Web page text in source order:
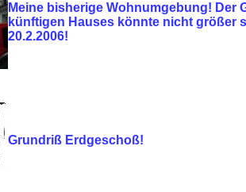
Meine bisherige Wohnumgebung! Der
künftigen Hauses könnte nicht größer
20.2.2006!
Grundriß Erdgeschoß!